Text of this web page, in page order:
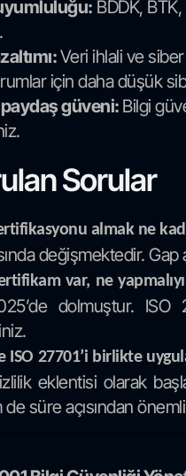
BDDK,
Veri ihlali ve
için daha düşük
güveni: Bilgi
Sorular
almak ne
değişmektedir.
var, ne
dolmuştur. ISO
ISO 27701’i birlikte
eklentisi olarak
süre açısından